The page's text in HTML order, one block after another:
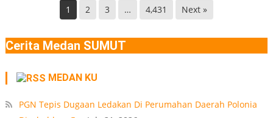
Ledakan
Rumah
Medan
1 2 3 … 4,431 Next »
Cerita Medan SUMUT
MEDAN KU
PGN Tepis Dugaan Ledakan Di Perumahan Daerah Polonia